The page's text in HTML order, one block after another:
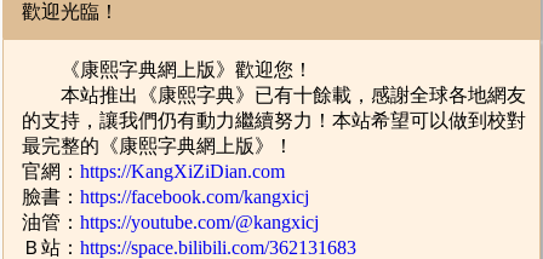
歡迎光臨！
《康熙字典網上版》歡迎您！
本站推出《康熙字典》已有十餘載，感謝全球各地網友
的支持，讓我們仍有動力繼續努力！本站希望可以做到校對
最完整的《康熙字典網上版》！
官網：https://KangXiZiDian.com
臉書：https://facebook.com/kangxicj
油管：https://youtube.com/@kangxicj
Ｂ站：https://space.bilibili.com/362131683